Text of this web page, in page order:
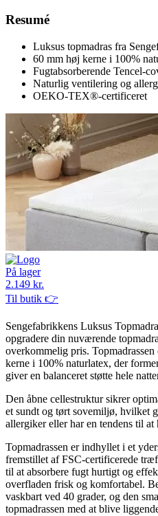
Resumé
Luksus topmadras fra
60 mm høj kerne i 100%
Fugtabsorberende Tencel-
Naturlig ventilering og
OEKO-TEX®-certificeret
På lager
2.149 kr.
Til butik 👉
Sengefabrikkens Luksus
opgradere din nuværende
overkommelig pris.
kerne i 100% naturlatex, der
giver en balanceret støtte hele
Den åbne cellestruktur sikrer
et sundt og tørt sovemiljø, hvilket
allergiker eller har en tendens til at
Topmadrassen er indhyllet i et
fremstillet af FSC-certificerede
til at absorbere fugt hurtigt og
overfladen frisk og komfortabel.
vaskbart ved 40 grader, og den
topmadrassen med at blive